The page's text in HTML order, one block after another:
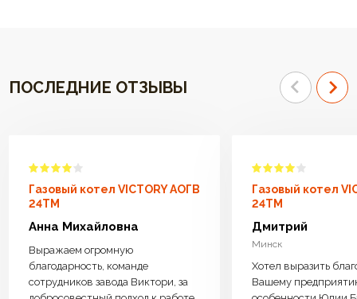
ПОСЛЕДНИЕ ОТЗЫВЫ
Газовый котел VICTORY АОГВ
24TM
Анна Михайловна
Выражаем огромную
благодарность, команде
сотрудников завода Виктори, за
Газовый котел
24TM
Дмитрий
Минск
Хотел выразить
Вашему